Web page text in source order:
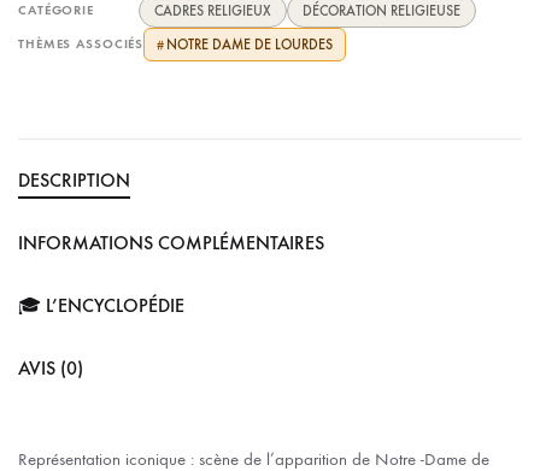
CATÉGORIE CADRES RELIGIEUX DÉCORATION RELIGIEUSE
THÈMES ASSOCIÉS # NOTRE DAME DE LOURDES
DESCRIPTION
INFORMATIONS COMPLÉMENTAIRES
🎓 L’ENCYCLOPÉDIE
AVIS (0)
Représentation iconique : scène de l’apparition de Notre -Dame de